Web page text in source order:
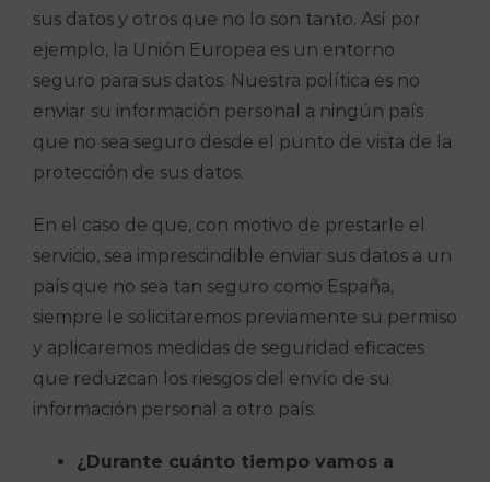
sus datos y otros que no lo son tanto. Así por
ejemplo, la Unión Europea es un entorno
seguro para sus datos. Nuestra política es no
enviar su información personal a ningún país
que no sea seguro desde el punto de vista de la
protección de sus datos.
En el caso de que, con motivo de prestarle el
servicio, sea imprescindible enviar sus datos a un
país que no sea tan seguro como España,
siempre le solicitaremos previamente su permiso
y aplicaremos medidas de seguridad eficaces
que reduzcan los riesgos del envío de su
información personal a otro país.
¿Durante cuánto tiempo vamos a